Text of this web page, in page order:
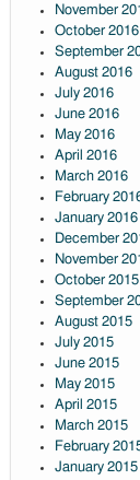
November
October 2016
September
August 2016
July 2016
June 2016
May 2016
April 2016
March 2016
February
January 2016
December
November
October 2015
September
August 2015
July 2015
June 2015
May 2015
April 2015
March 2015
February
January 2015